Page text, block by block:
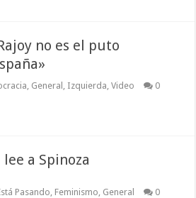
no es el puto
General Izquierda ,Video 0
a Spinoza
Pasando Feminismo General 0